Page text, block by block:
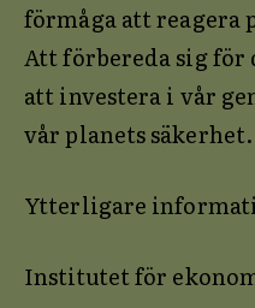
förmåga att reagera
Att förbereda sig för
att investera i vår
vår planets säkerhet.
Ytterligare
Institutet för